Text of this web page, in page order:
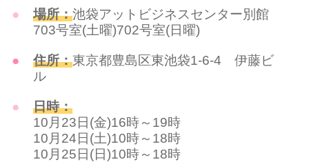
場所：池袋アットビジネスセンター別館
703号室(土曜)702号室(日曜)
住所：東京都豊島区東池袋1-6-4 伊藤ビ
ル
日時：
10月23日(金)16時～19時
10月24日(土)10時～18時
10月25日(日)10時～18時